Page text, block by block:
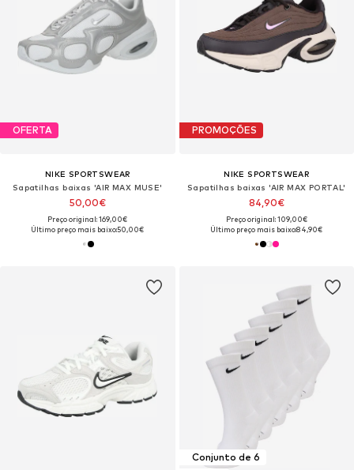
OFERTA
NIKE SPORTSWEAR
Sapatilhas baixas 'AIR MAX MUSE'
50,00€
Preço original: 169,00€
Último preço mais baixo:50,00€
PROMOÇÕES
NIKE SPORTSWEAR
Sapatilhas baixas 'AIR MAX PORTAL'
84,90€
Preço original: 109,00€
Último preço mais baixo:84,90€
Conjunto de 6